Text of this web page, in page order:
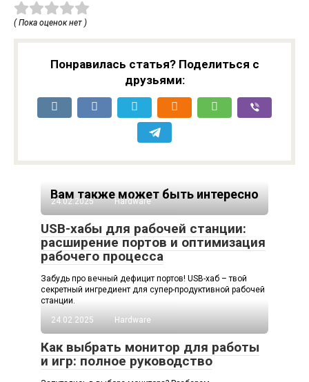
( Пока оценок нет )
Понравилась статья? Поделиться с
друзьями:
Вам также может быть интересно
24.02.2025 Hardware
USB-хабы для рабочей станции:
расширение портов и оптимизация
рабочего процесса
Забудь про вечный дефицит портов! USB-хаб – твой
секретный ингредиент для супер-продуктивной рабочей
станции.
24.02.2025
Hardware
Как выбрать монитор для работы
и игр: полное руководство